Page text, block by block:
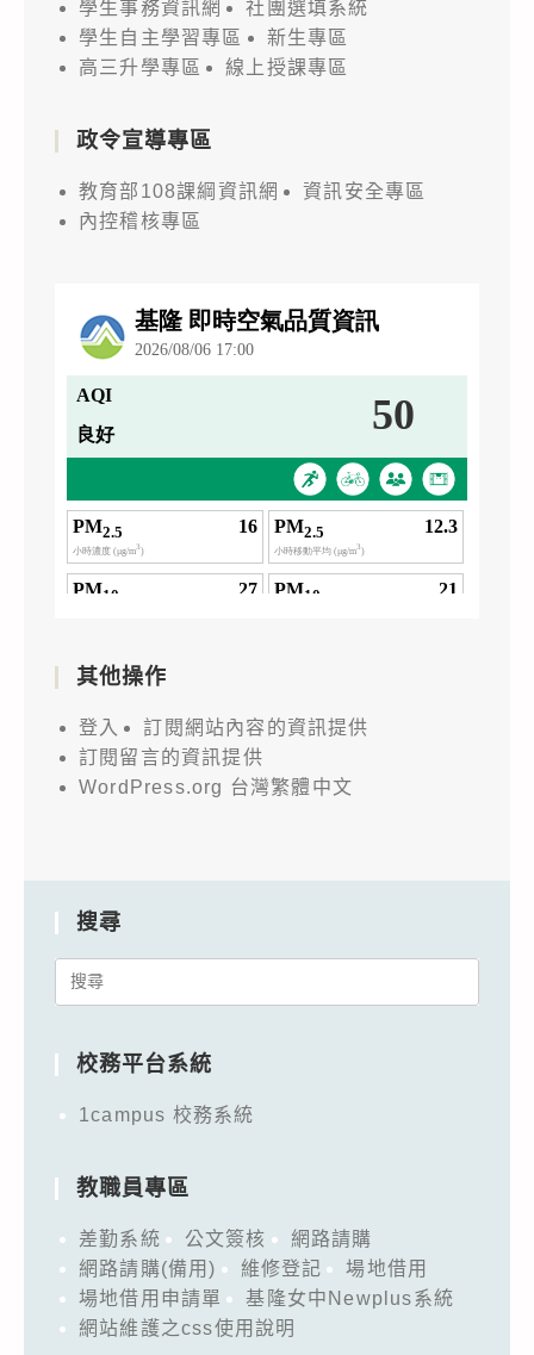
學生事務資訊網
社團選填系統
學生自主學習專區
新生專區
高三升學專區
線上授課專區
政令宣導專區
教育部108課綱資訊網
資訊安全專區
內控稽核專區
其他操作
登入
訂閱網站內容的資訊提供
訂閱留言的資訊提供
WordPress.org 台灣繁體中文
搜尋
Search
校務平台系統
1campus 校務系統
教職員專區
差勤系統 公文簽核
網路請購
網路請購(備用)
維修登記
場地借用
場地借用申請單
基隆女中Newplus系統
網站維護之css使用說明